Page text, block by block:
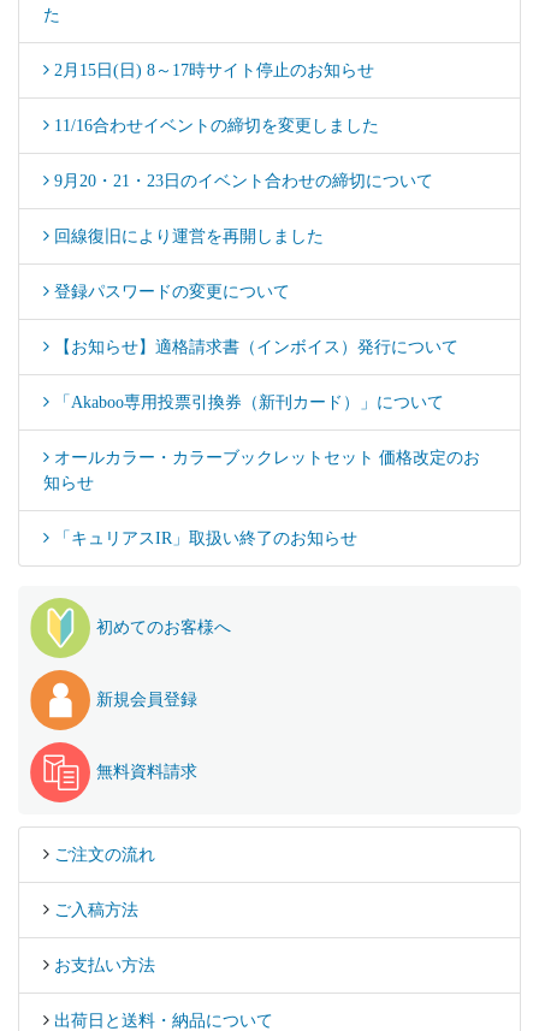
た
2月15日(日) 8～17時サイト停止のお知らせ
11/16合わせイベントの締切を変更しました
9月20・21・23日のイベント合わせの締切について
回線復旧により運営を再開しました
登録パスワードの変更について
【お知らせ】適格請求書（インボイス）発行について
「Akaboo専用投票引換券（新刊カード）」について
オールカラー・カラーブックレットセット 価格改定のお
知らせ
「キュリアスIR」取扱い終了のお知らせ
初めてのお客様へ
新規会員登録
無料資料請求
ご注文の流れ
ご入稿方法
お支払い方法
出荷日と送料・納品について